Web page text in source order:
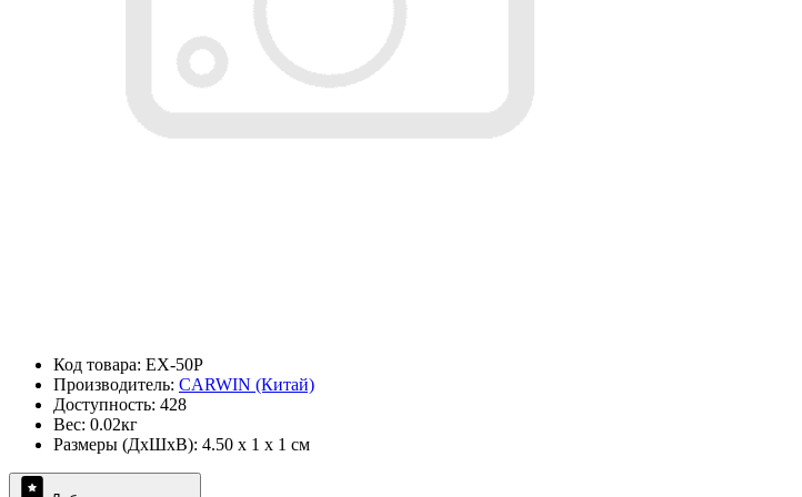
Код товара: EX-50P
Производитель: CARWIN (Китай)
Доступность: 428
Вес: 0.02кг
Размеры (ДxШxВ): 4.50 x 1 x 1 см